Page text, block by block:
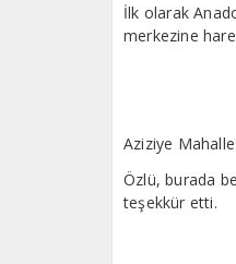
İlk olarak
merkezine
Aziziye
Özlü, burada
teşekkür etti.